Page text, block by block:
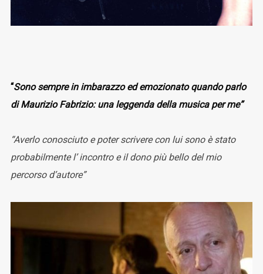
“Sono sempre in imbarazzo ed emozionato quando parlo
di Maurizio Fabrizio: una leggenda della musica per me”
“Averlo conosciuto e poter scrivere con lui sono è stato
probabilmente l’ incontro e il dono più bello del mio
percorso d’autore”